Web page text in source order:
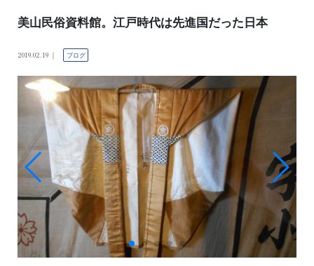
美山民俗資料館。江戸時代は先進国だった日本
2019.02.19 ブログ